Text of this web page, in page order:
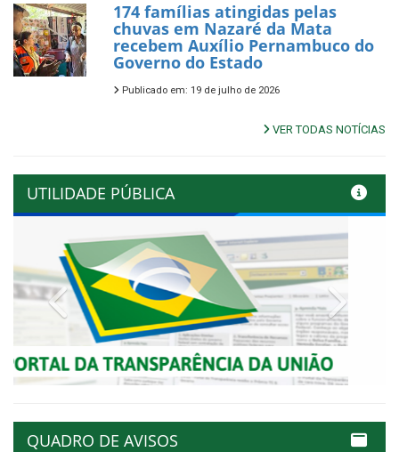
174 famílias atingidas pelas
chuvas em Nazaré da Mata
recebem Auxílio Pernambuco do
Governo do Estado
Publicado em: 19 de julho de 2026
VER TODAS NOTÍCIAS
UTILIDADE PÚBLICA
Previous
QUADRO DE AVISOS